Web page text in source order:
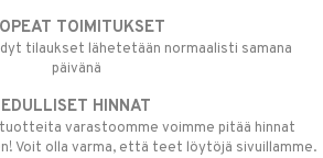
TOIMITUKSET
tilaukset lähetetään normaalisti samana
päivänä
EDULLISET HINNAT
varastoomme voimme pitää hinnat
Voit olla varma, että teet löytöjä sivuillamme.